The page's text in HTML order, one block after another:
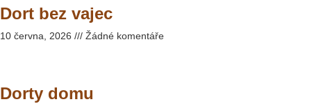
Dort bez vajec
10 června, 2026 Žádné komentáře
Dorty domu